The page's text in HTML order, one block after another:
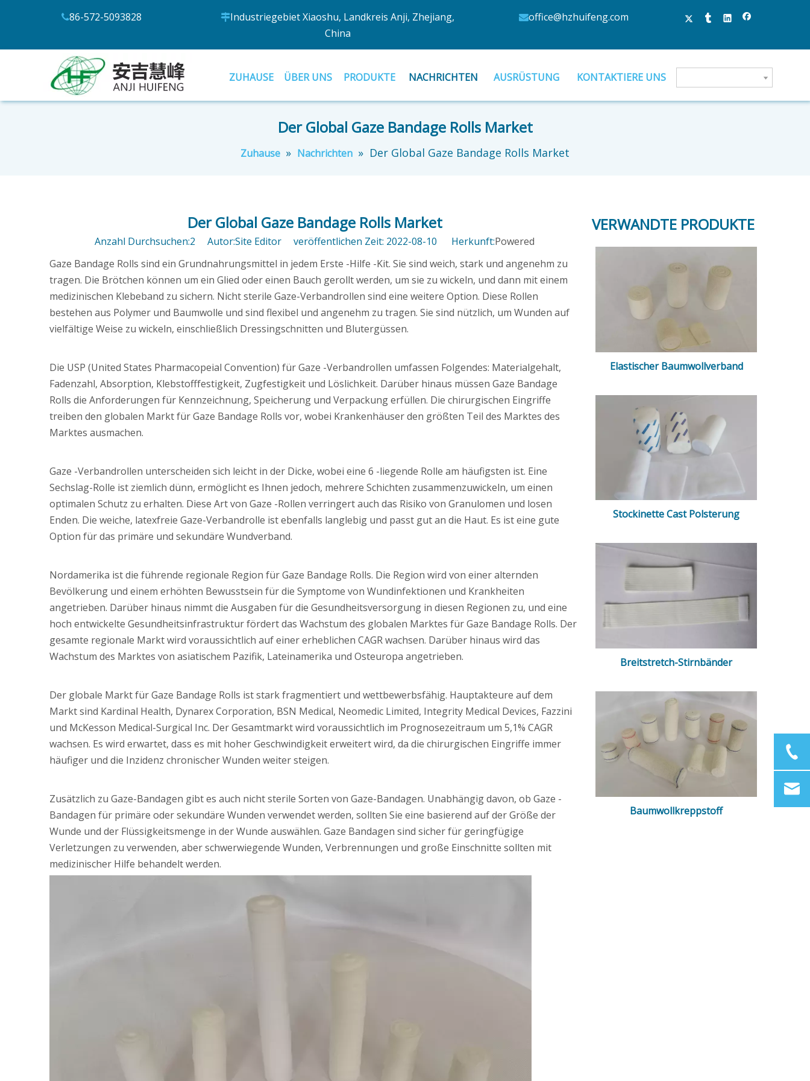
86-572-5093828 Industriegebiet Xiaoshu, Landkreis Anji, Zhejiang,
China
office@hzhuifeng.com
ZUHAUSE ÜBER UNS PRODUKTE NACHRICHTEN AUSRÜSTUNG KONTAKTIERE UNS
Der Global Gaze Bandage Rolls Market
Zuhause » Nachrichten » Der Global Gaze Bandage Rolls Market
Der Global Gaze Bandage Rolls Market
Anzahl Durchsuchen:2 Autor:Site Editor veröffentlichen Zeit: 2022-08-10 Herkunft:Powered
Gaze Bandage Rolls sind ein Grundnahrungsmittel in jedem Erste -Hilfe -Kit. Sie sind weich, stark und angenehm zu
tragen. Die Brötchen können um ein Glied oder einen Bauch gerollt werden, um sie zu wickeln, und dann mit einem
medizinischen Klebeband zu sichern. Nicht sterile Gaze-Verbandrollen sind eine weitere Option. Diese Rollen
bestehen aus Polymer und Baumwolle und sind flexibel und angenehm zu tragen. Sie sind nützlich, um Wunden auf
vielfältige Weise zu wickeln, einschließlich Dressingschnitten und Blutergüssen.
Die USP (United States Pharmacopeial Convention) für Gaze -Verbandrollen umfassen Folgendes: Materialgehalt,
Fadenzahl, Absorption, Klebstofffestigkeit, Zugfestigkeit und Löslichkeit. Darüber hinaus müssen Gaze Bandage
Rolls die Anforderungen für Kennzeichnung, Speicherung und Verpackung erfüllen. Die chirurgischen Eingriffe
treiben den globalen Markt für Gaze Bandage Rolls vor, wobei Krankenhäuser den größten Teil des Marktes des
Marktes ausmachen.
Gaze -Verbandrollen unterscheiden sich leicht in der Dicke, wobei eine 6 -liegende Rolle am häufigsten ist. Eine
Sechslag-Rolle ist ziemlich dünn, ermöglicht es Ihnen jedoch, mehrere Schichten zusammenzuwickeln, um einen
optimalen Schutz zu erhalten. Diese Art von Gaze -Rollen verringert auch das Risiko von Granulomen und losen
Enden. Die weiche, latexfreie Gaze-Verbandrolle ist ebenfalls langlebig und passt gut an die Haut. Es ist eine gute
Option für das primäre und sekundäre Wundverband.
Nordamerika ist die führende regionale Region für Gaze Bandage Rolls. Die Region wird von einer alternden
Bevölkerung und einem erhöhten Bewusstsein für die Symptome von Wundinfektionen und Krankheiten
angetrieben. Darüber hinaus nimmt die Ausgaben für die Gesundheitsversorgung in diesen Regionen zu, und eine
hoch entwickelte Gesundheitsinfrastruktur fördert das Wachstum des globalen Marktes für Gaze Bandage Rolls. Der
gesamte regionale Markt wird voraussichtlich auf einer erheblichen CAGR wachsen. Darüber hinaus wird das
Wachstum des Marktes von asiatischem Pazifik, Lateinamerika und Osteuropa angetrieben.
Der globale Markt für Gaze Bandage Rolls ist stark fragmentiert und wettbewerbsfähig. Hauptakteure auf dem
Markt sind Kardinal Health, Dynarex Corporation, BSN Medical, Neomedic Limited, Integrity Medical Devices, Fazzini
und McKesson Medical-Surgical Inc. Der Gesamtmarkt wird voraussichtlich im Prognosezeitraum um 5,1% CAGR
wachsen. Es wird erwartet, dass es mit hoher Geschwindigkeit erweitert wird, da die chirurgischen Eingriffe immer
häufiger und die Inzidenz chronischer Wunden weiter steigen.
Zusätzlich zu Gaze-Bandagen gibt es auch nicht sterile Sorten von Gaze-Bandagen. Unabhängig davon, ob Gaze -
Bandagen für primäre oder sekundäre Wunden verwendet werden, sollten Sie eine basierend auf der Größe der
Wunde und der Flüssigkeitsmenge in der Wunde auswählen. Gaze Bandagen sind sicher für geringfügige
Verletzungen zu verwenden, aber schwerwiegende Wunden, Verbrennungen und große Einschnitte sollten mit
medizinischer Hilfe behandelt werden.
VERWANDTE PRODUKTE
Elastischer Baumwollverband
Stockinette Cast Polsterung
Breitstretch-Stirnbänder
Baumwollkreppstoff